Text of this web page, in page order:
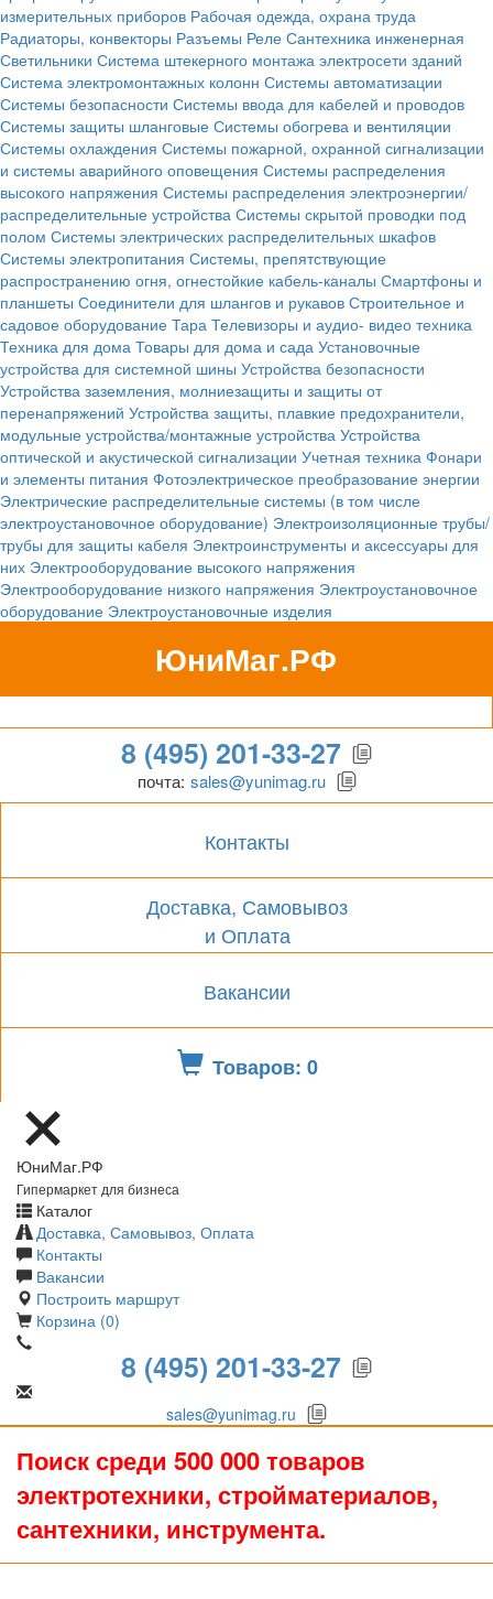
измерительных приборов Рабочая одежда, охрана труда
Радиаторы, конвекторы Разъемы Реле Сантехника инженерная
Светильники Система штекерного монтажа электросети зданий
Система электромонтажных колонн Системы автоматизации
Системы безопасности Системы ввода для кабелей и проводов
Системы защиты шланговые Системы обогрева и вентиляции
Системы охлаждения Системы пожарной, охранной сигнализации
и системы аварийного оповещения Системы распределения
высокого напряжения Системы распределения электроэнергии/
распределительные устройства Системы скрытой проводки под
полом Системы электрических распределительных шкафов
Системы электропитания Системы, препятствующие
распространению огня, огнестойкие кабель-каналы Смартфоны и
планшеты Соединители для шлангов и рукавов Строительное и
садовое оборудование Тара Телевизоры и аудио- видео техника
Техника для дома Товары для дома и сада Установочные
устройства для системной шины Устройства безопасности
Устройства заземления, молниезащиты и защиты от
перенапряжений Устройства защиты, плавкие предохранители,
модульные устройства/монтажные устройства Устройства
оптической и акустической сигнализации Учетная техника Фонари
и элементы питания Фотоэлектрическое преобразование энергии
Электрические распределительные системы (в том числе
электроустановочное оборудование) Электроизоляционные трубы/
трубы для защиты кабеля Электроинструменты и аксессуары для
них Электрооборудование высокого напряжения
Электрооборудование низкого напряжения Электроустановочное
оборудование Электроустановочные изделия
ЮниМаг.РФ
Гипермаркет для бизнеса
8 (495) 201-33-27
почта: sales@yunimag.ru
Контакты
Доставка, Самовывоз
и Оплата
Вакансии
Товаров: 0
ЮниМаг.РФ
Гипермаркет для бизнеса
Каталог
Доставка, Самовывоз, Оплата
Контакты
Вакансии
Построить маршрут
Корзина (0)
8 (495) 201-33-27
sales@yunimag.ru
Поиск среди 500 000 товаров
электротехники, стройматериалов,
сантехники, инструмента.